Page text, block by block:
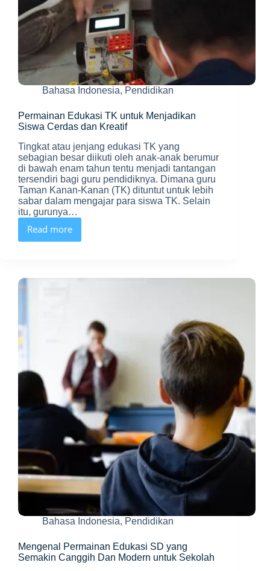
Bahasa Indonesia, Pendidikan
Permainan Edukasi TK untuk Menjadikan
Siswa Cerdas dan Kreatif
Tingkat atau jenjang edukasi TK yang
sebagian besar diikuti oleh anak-anak berumur
di bawah enam tahun tentu menjadi tantangan
tersendiri bagi guru pendidiknya. Dimana guru
Taman Kanan-Kanan (TK) dituntut untuk lebih
sabar dalam mengajar para siswa TK. Selain
itu, gurunya…
Read more
Permainan
Edukasi
Bahasa Indonesia, Pendidikan
Mengenal Permainan Edukasi SD yang
Semakin Canggih Dan Modern untuk Sekolah